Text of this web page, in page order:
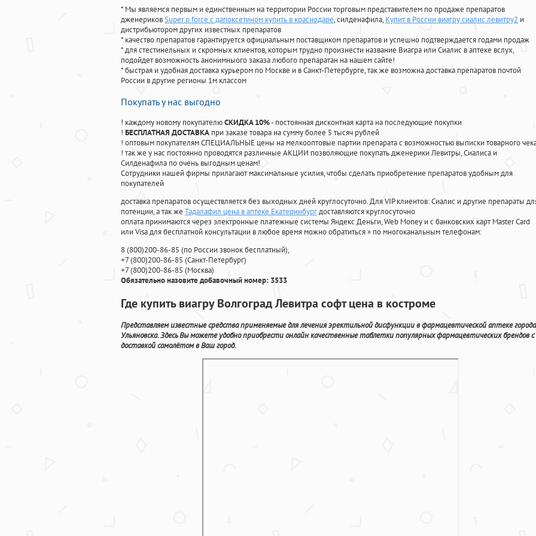
* Мы являемся первым и единственным на территории России торговым представителем по продаже препаратов
дженериковSuper p force с дапоксетином купить в краснодаре, силденафила, Купит в России виагру сиалис левитру2 и
дистрибьютором других известных препаратов
* качество препаратов гарантируется официальным поставщиком препаратов и успешно подтверждается годами продаж
* для стестинельных и скромных клиентов, которым трудно произнести название Виагра или Сиалис в аптеке вслух,
подойдет возможность анонимныого заказа любого препаратан на нашем сайте!
* быстрая и удобная доставка курьером по Москве и в Санкт-Петербурге, так же возможна доставка препаратов почтой
России в другие регионы 1м классом
Покупать у нас выгодно
! каждому новому покупателюСКИДКА 10%- постоянная дисконтная карта на последующие покупки
! БЕСПЛАТНАЯ ДОСТАВКА при заказе товара на сумму более 5 тысяч рублей
! оптовым покупателям СПЕЦИАЛЬНЫЕ цены на мелкооптовые партии препарата с возможностью выписки товарного
! так же у нас постоянно проводятся различные АКЦИИ позволяющие покупать дженерики Левитры, Сиалиса и
Силденафила по очень выгодным ценам!
Cотрудники нашей фирмы прилагают максимальные усилия, чтобы сделать приобретение препаратов удобным для
покупателей
доставка препаратов осуществляется без выходных дней круглосуточно. Для VIP клиентов: Сиалис и другие препараты
потенции, а так же Тадалафил цена в аптеке Екатеринбургдоставляются круглосуточно
оплата принимаются через электронные платежные системы Яндекс Деньги, Web Money и с банковских карт Master Card
или Visa для бесплатной консультации в любое время можно обратиться» по многоканальным телефонам:
8(800)200-86-85 (по России звонок бесплатный),
+7(800)200-86-85 (Санкт-Петербург)
+7(800)200-86-85 (Москва)
Обязательно назовите добавочный номер: 3533
Где купить виагру Волгоград Левитра софт цена в костроме
Представляем известные средства применяемые для лечения эректильной дисфункции в фармацевтической аптеке города
Ульяновска. Здесь Вы можете удобно приобрести онлайн качественные таблетки популярных фармацевтических брендов с
доставкой самолётом в Ваш город.